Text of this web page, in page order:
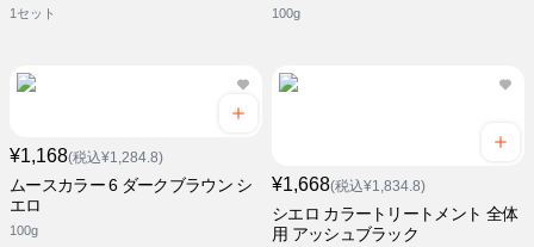
1セット 100g
¥1,168(税込¥1,284.8)
ムースカラー 6 ダークブラウン シ
エロ
100g
¥1,668(税込¥1,834.8)
シエロ カラートリートメント 全体
用 アッシュブラック